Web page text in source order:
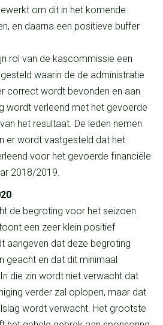
om dit in het komende
en daarna een positieve buffer
rol van de kascommissie een
waarin de de administratie
correct wordt bevonden en aan
wordt verleend met het gevoerde
het resultaat. De leden nemen
er wordt vastgesteld dat het
voor het gevoerde financiële
2018/2019.
de begroting voor het seizoen
een zeer klein positief
aangeven dat deze begroting
geacht en dat dit minimaal
die zin wordt niet verwacht dat
verder zal oplopen, maar dat
wordt verwacht. Het grootste